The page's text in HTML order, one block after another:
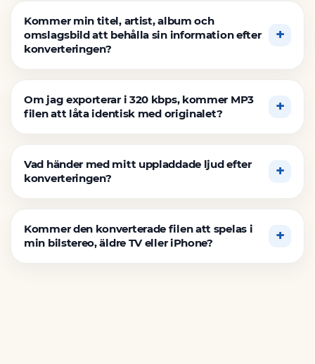
Kommer min titel, artist, album och
omslagsbild att behålla sin information efter
konverteringen?
Om jag exporterar i 320 kbps, kommer MP3
filen att låta identisk med originalet?
Vad händer med mitt uppladdade ljud efter
konverteringen?
Kommer den konverterade filen att spelas i
min bilstereo, äldre TV eller iPhone?